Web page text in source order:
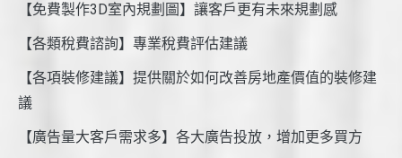
【免費製作3D室內規劃圖】讓客戶更有未來規劃感
【各類稅費諮詢】專業稅費評估建議
【各項裝修建議】提供關於如何改善房地產價值的裝修建
議
【廣告量大客戶需求多】各大廣告投放，增加更多買方